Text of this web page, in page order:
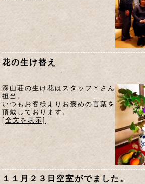
花の生け替え
深山荘の生け花はスタッフＹさん
担当。
いつもお客様よりお褒めの言葉を
頂戴しております。
[全文を表示]
１１月２３日空室がでました。